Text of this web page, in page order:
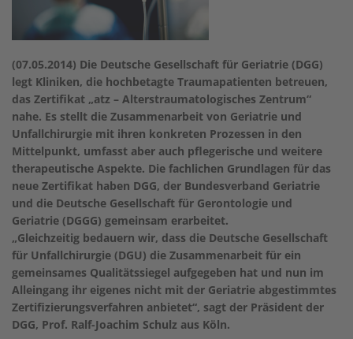
(07.05.2014) Die Deutsche Gesellschaft für Geriatrie (DGG)
legt Kliniken, die hochbetagte Traumapatienten betreuen,
das Zertifikat „atz – Alterstraumatologisches Zentrum“
nahe. Es stellt die Zusammenarbeit von Geriatrie und
Unfallchirurgie mit ihren konkreten Prozessen in den
Mittelpunkt, umfasst aber auch pflegerische und weitere
therapeutische Aspekte. Die fachlichen Grundlagen für das
neue Zertifikat haben DGG, der Bundesverband Geriatrie
und die Deutsche Gesellschaft für Gerontologie und
Geriatrie (DGGG) gemeinsam erarbeitet.
„Gleichzeitig bedauern wir, dass die Deutsche Gesellschaft
für Unfallchirurgie (DGU) die Zusammenarbeit für ein
gemeinsames Qualitätssiegel aufgegeben hat und nun im
Alleingang ihr eigenes nicht mit der Geriatrie abgestimmtes
Zertifizierungsverfahren anbietet“, sagt der Präsident der
DGG, Prof. Ralf-Joachim Schulz aus Köln.